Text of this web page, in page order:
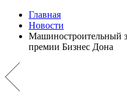
Главная
Новости
Машиностроительный
премии Бизнес Дона